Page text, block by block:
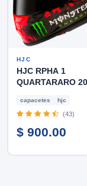
HJC
HJC RPHA 1
QUARTARARO
capacetes hjc
(43)
$ 900.00